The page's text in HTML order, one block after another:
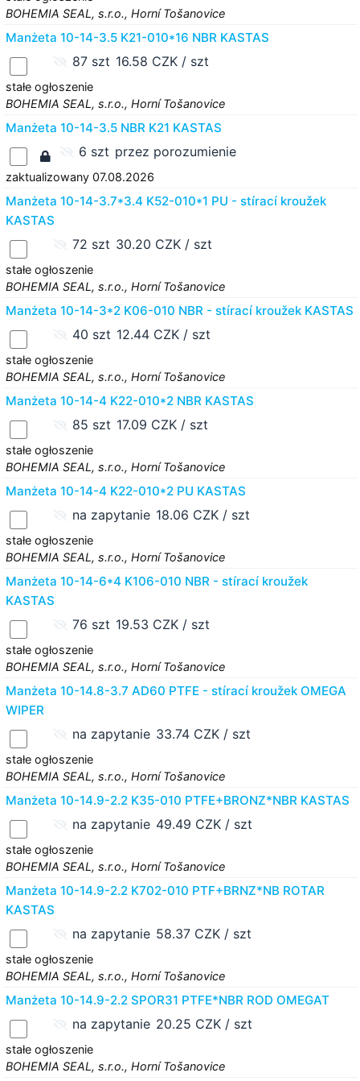
BOHEMIA SEAL, s.r.o., Horní Tošanovice
Manżeta 10-14-3.5 K21-010*16 NBR KASTAS
87 szt 16.58 CZK / szt
stałe ogłoszenie
BOHEMIA SEAL, s.r.o., Horní Tošanovice
Manżeta 10-14-3.5 NBR K21 KASTAS
6 szt przez porozumienie
zaktualizowany 07.08.2026
Manżeta 10-14-3.7*3.4 K52-010*1 PU - stírací kroužek
KASTAS
72 szt 30.20 CZK / szt
stałe ogłoszenie
BOHEMIA SEAL, s.r.o., Horní Tošanovice
Manżeta 10-14-3*2 K06-010 NBR - stírací kroužek KASTAS
40 szt 12.44 CZK / szt
stałe ogłoszenie
BOHEMIA SEAL, s.r.o., Horní Tošanovice
Manżeta 10-14-4 K22-010*2 NBR KASTAS
85 szt 17.09 CZK / szt
stałe ogłoszenie
BOHEMIA SEAL, s.r.o., Horní Tošanovice
Manżeta 10-14-4 K22-010*2 PU KASTAS
na zapytanie 18.06 CZK / szt
stałe ogłoszenie
BOHEMIA SEAL, s.r.o., Horní Tošanovice
Manżeta 10-14-6*4 K106-010 NBR - stírací kroužek
KASTAS
76 szt 19.53 CZK / szt
stałe ogłoszenie
BOHEMIA SEAL, s.r.o., Horní Tošanovice
Manżeta 10-14.8-3.7 AD60 PTFE - stírací kroužek OMEGA
WIPER
na zapytanie 33.74 CZK / szt
stałe ogłoszenie
BOHEMIA SEAL, s.r.o., Horní Tošanovice
Manżeta 10-14.9-2.2 K35-010 PTFE+BRONZ*NBR KASTAS
na zapytanie 49.49 CZK / szt
stałe ogłoszenie
BOHEMIA SEAL, s.r.o., Horní Tošanovice
Manżeta 10-14.9-2.2 K702-010 PTF+BRNZ*NB ROTAR
KASTAS
na zapytanie 58.37 CZK / szt
stałe ogłoszenie
BOHEMIA SEAL, s.r.o., Horní Tošanovice
Manżeta 10-14.9-2.2 SPOR31 PTFE*NBR ROD OMEGAT
na zapytanie 20.25 CZK / szt
stałe ogłoszenie
BOHEMIA SEAL, s.r.o., Horní Tošanovice